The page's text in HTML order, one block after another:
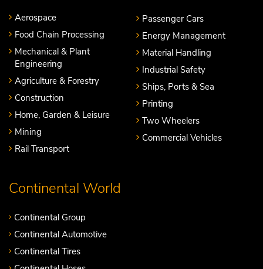
Aerospace
Food Chain Processing
Mechanical & Plant
Engineering
Agriculture & Forestry
Construction
Home, Garden & Leisure
Mining
Rail Transport
Passenger Cars
Energy Management
Material Handling
Industrial Safety
Ships, Ports & Sea
Printing
Two Wheelers
Commercial Vehicles
Continental World
Continental Group
Continental Automotive
Continental Tires